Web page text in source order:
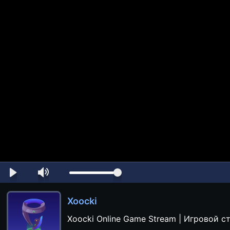
Xoocki
Xoocki Online Game Stream | Игровой